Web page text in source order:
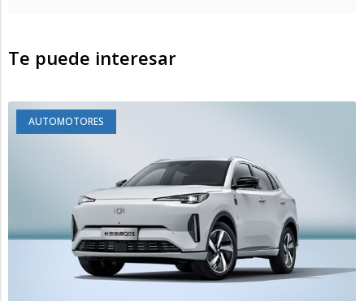
Te puede interesar
AUTOMOTORES